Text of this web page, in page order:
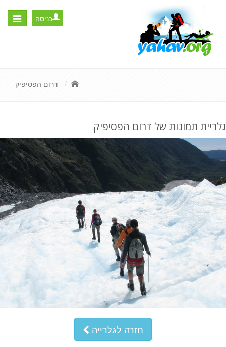
Toggle
כניסה
דרום הפסיפיק
גלריית תמונות של דרום הפסיפיק
חזרה לגלרייה